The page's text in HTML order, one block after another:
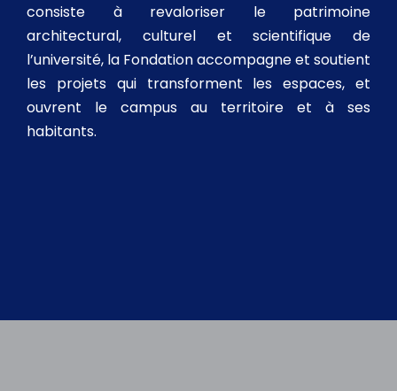
consiste à revaloriser le patrimoine
architectural, culturel et scientifique de
l’université, la Fondation accompagne et soutient
les projets qui transforment les espaces, et
ouvrent le campus au territoire et à ses
habitants.